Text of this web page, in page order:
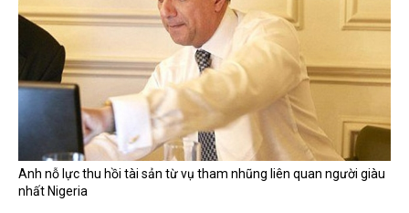
Anh nỗ lực thu hồi tài sản từ vụ tham nhũng liên quan người giàu
nhất Nigeria